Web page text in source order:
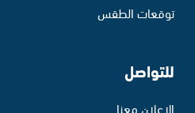
توقعات الطقس
للتواصل
الإعلان معنا